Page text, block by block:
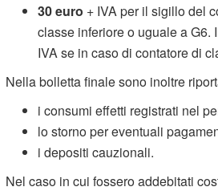
30 euro + IVA per il sigillo del
classe inferiore o uguale a G6.
IVA se in caso di contatore di
Nella bolletta finale sono inoltre
i consumi effetti registrati nel
lo storno per eventuali
i depositi cauzionali.
Nel caso in cui fossero addebitati